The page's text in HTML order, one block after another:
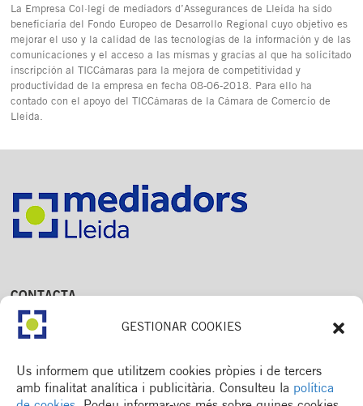
GESTIONAR COOKIES
Us informem que utilitzem cookies pròpies i de tercers
amb finalitat analítica i publicitària. Consulteu la política
La Empresa Col·legi de mediadors d’Assegurances de Lleida ha sido
beneficiaria del Fondo Europeo de Desarrollo Regional cuyo objetivo es
mejorar el uso y la calidad de las tecnologías de la información y de las
comunicaciones y el acceso a las mismas y gracias al que ha solicitado
inscripción al TICCámaras para la mejora de competitividad y
productividad de la empresa en fecha 08-06-2018. Para ello ha
contado con el apoyo del TICCámaras de la Cámara de Comercio de
Lleida.
CONTACTA
Av. Dr. Fleming, 15,
2n. 1a
T. 973 245 133
M. 672 018 236